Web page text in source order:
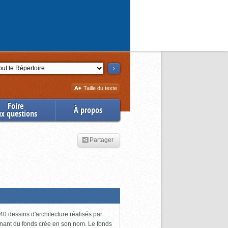
Augmenter
la
Taille du texte
Foire
questions À propos
Partager
dessins d'architecture réalisés par
du fonds crée en son nom. Le fonds